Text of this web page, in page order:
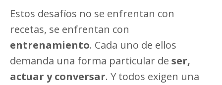
Estos desafíos no se enfrentan con
recetas, se enfrentan con
entrenamiento. Cada uno de ellos
demanda una forma particular de ser,
actuar y conversar. Y todos exigen una